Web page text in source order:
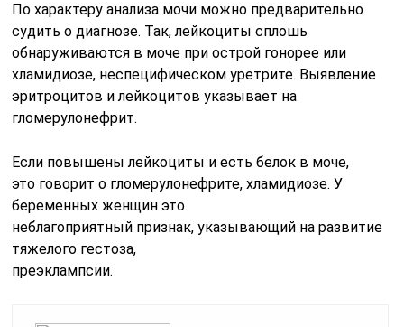
По характеру анализа мочи можно предварительно
судить о диагнозе. Так, лейкоциты сплошь
обнаруживаются в моче при острой гонорее или
хламидиозе, неспецифическом уретрите. Выявление
эритроцитов и лейкоцитов указывает на
гломерулонефрит.
Если повышены лейкоциты и есть белок в моче,
это говорит о гломерулонефрите, хламидиозе. У
беременных женщин это
неблагоприятный признак, указывающий на развитие
тяжелого гестоза,
преэклампсии.